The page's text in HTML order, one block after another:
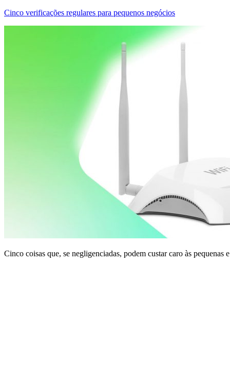
Cinco verificações regulares para pequenos negócios
Cinco coisas que, se negligenciadas, podem custar caro às pequenas